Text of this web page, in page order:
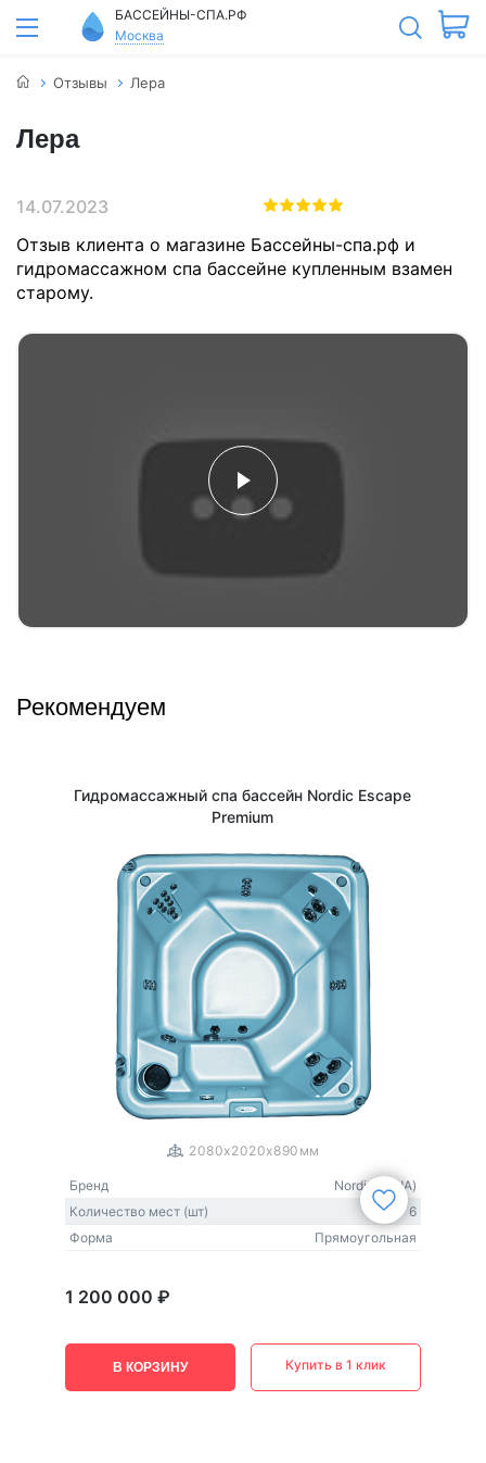
БАССЕЙНЫ-СПА.РФ
Москва
Отзывы Лера
Лера
14.07.2023
Отзыв клиента о магазине Бассейны-спа.рф и
гидромассажном спа бассейне купленным взамен
старому.
Рекомендуем
Гидромассажный спа бассейн Nordic Escape
Premium
2080x2020x890мм
Бренд
Nordic (США)
Количество мест (шт)
6
Форма
Прямоугольная
1 200 000 ₽
В КОРЗИНУ Купить в 1 клик